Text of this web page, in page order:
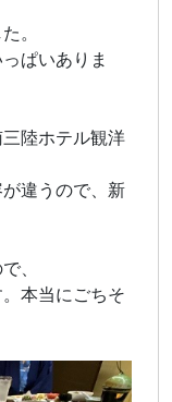
。
ぱいありま
陸ホテル観洋
違うので、新
、
本当にごちそ